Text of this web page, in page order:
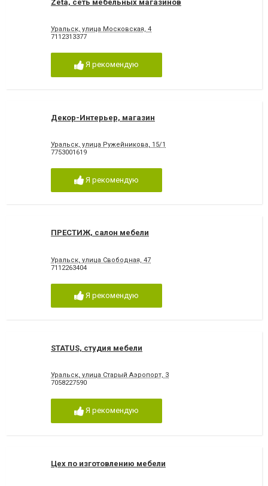
Zeta, сеть мебельных магазинов
Уральск, улица Московская, 4
7112313377
Я рекомендую
Декор-Интерьер, магазин
Уральск, улица Ружейникова, 15/1
7753001619
Я рекомендую
ПРЕСТИЖ, салон мебели
Уральск, улица Свободная, 47
7112263404
Я рекомендую
STATUS, студия мебели
Уральск, улица Старый Аэропорт, 3
7058227590
Я рекомендую
Цех по изготовлению мебели